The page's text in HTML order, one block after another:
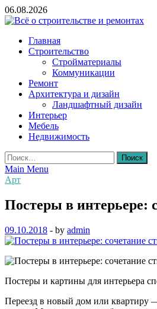
Skip
to
06.08.2026
Всё о строительстве и ремонтах
Главная
Строительство
Стройматериалы
Коммуникации
Ремонт
Архитектура и дизайн
Ландшафтный дизайн
Интерьер
Мебель
Недвижимость
Найти:
Main Menu
Арт
Постеры в интерьере:
09.10.2018 - by admin
Постеры и картины для интерьера
Переезд в новый дом или квартиру